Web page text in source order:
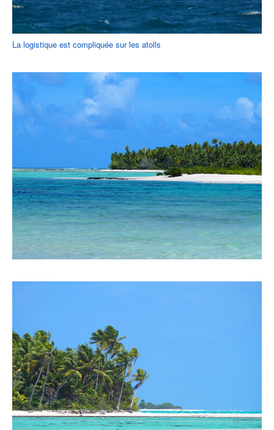
La logistique est compliquée sur les atolls